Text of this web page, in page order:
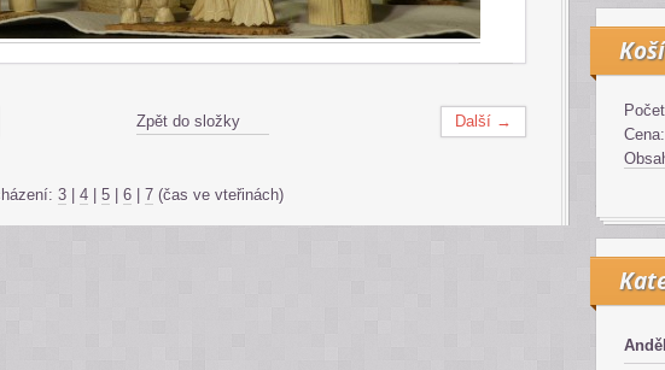
Další →
Zpět do složky
3 4 5 6 7 (čas ve vteřinách)
Cena:
Anděl